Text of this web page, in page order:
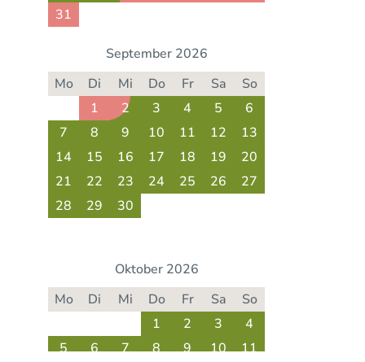
31
September 2026
Mo
Di Mi Do Fr Sa
So
1
2 3 4 5
6
7
8 9 10 11 12
13
14
15 16 17 18 19
20
21
22 23 24 25 26
27
28
29 30
Oktober 2026
Mo
Di Mi Do Fr Sa
So
1
2 3
4
5
6 7 8 9 10 11